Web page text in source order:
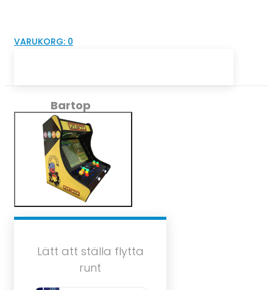
VARUKORG: 0
Bartop
Lätt att ställa flytta
runt